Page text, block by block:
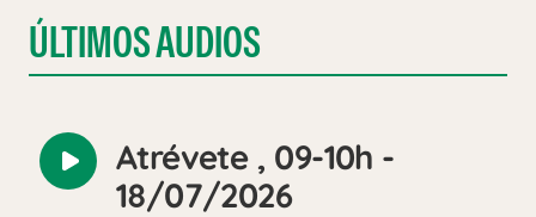
ÚLTIMOS AUDIOS
Reproducir
audio
Atrévete , 09-10h -
18/07/2026